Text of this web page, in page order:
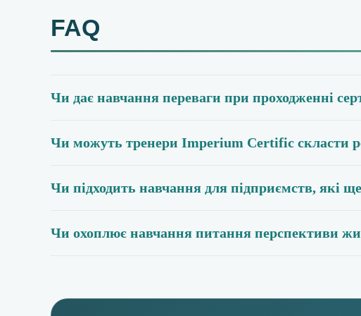
FAQ
Чи дає навчання переваги при проходженні
Чи можуть тренери Imperium Certific скласти
Чи підходить навчання для підприємств, які
Чи охоплює навчання питання перспективи